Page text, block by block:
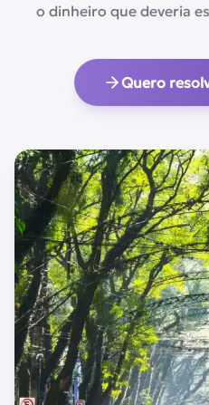
o dinheiro que deveria
Quero